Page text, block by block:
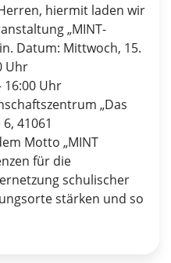
hiermit laden wir
„MINT-
Datum: Mittwoch, 15.
Uhr
16:00 Uhr
„Das
41061
Motto „MINT
für die
schulischer
stärken und so